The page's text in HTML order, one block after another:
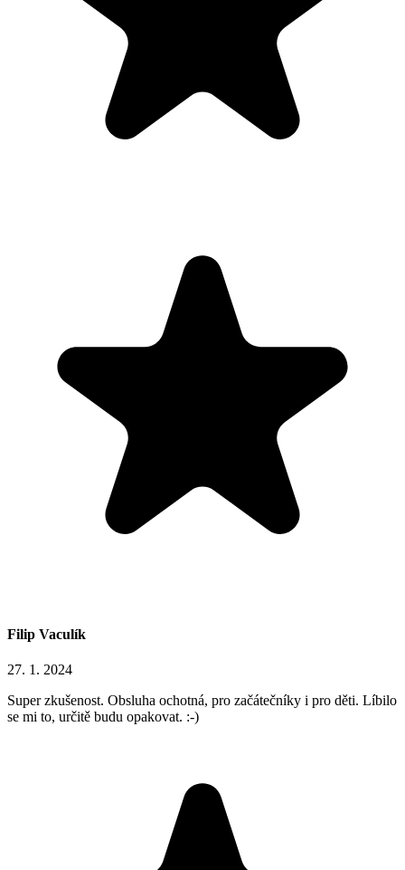
Filip Vaculík
27. 1. 2024
Super zkušenost. Obsluha ochotná, pro začátečníky i pro děti. Líbilo
se mi to, určitě budu opakovat. :-)